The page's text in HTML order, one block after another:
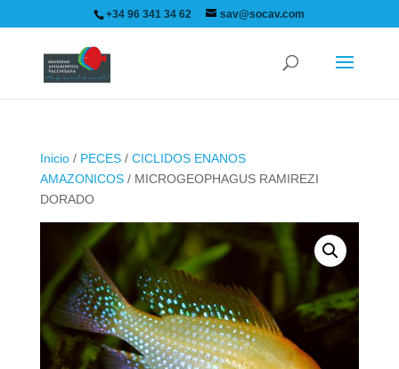
+34 96 341 34 62 sav@socav.com
Inicio/ PECES/ CICLIDOS ENANOS
AMAZONICOS/ MICROGEOPHAGUS RAMIREZI
DORADO